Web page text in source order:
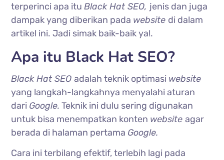
terperinci apa ituBlack Hat SEO, jenis dan juga
dampak yang diberikan pada website di dalam
artikel ini. Jadi simak baik-baik ya!.
Apa itu Black Hat SEO?
Black Hat SEOadalah teknik optimasi website
yang langkah-langkahnya menyalahi aturan
dari Google. Teknik ini dulu sering digunakan
untuk bisa menempatkan konten websiteagar
berada di halaman pertama Google.
Cara ini terbilang efektif, terlebih lagi pada